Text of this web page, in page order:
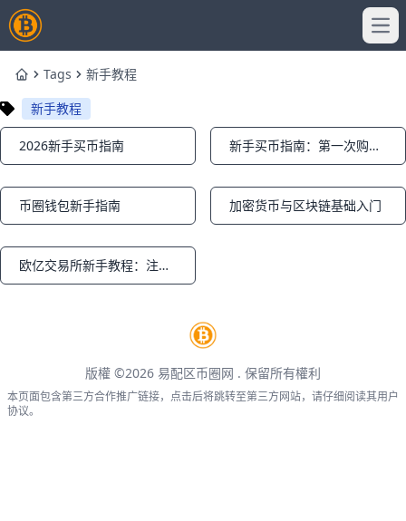
HomeTags
新手教程
新手教程
Notifications
2026新手买币指南 Notifications 新手买币指南：第一次购买加密货币
Notifications
币圈钱包新手指南 Notifications
加密货币与区块链基础入门
Notifications 欧亿交易所新手教程：注册、充值到现货交易一步到位
版權 ©2026 易配区币圈网 . 保留所有權利
本页面包含第三方合作推广链接，点击后将跳转至第三方网站，请仔细阅读其用户
协议。